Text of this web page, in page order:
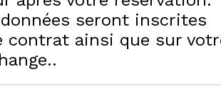
seront inscrites
contrat ainsi que sur